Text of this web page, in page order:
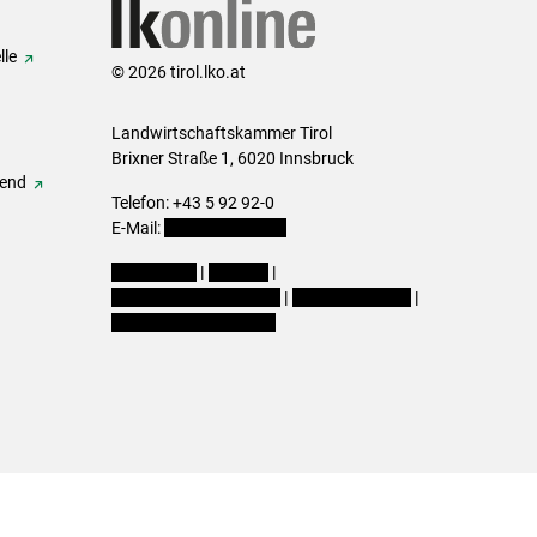
© 2026 tirol.lko.at
Landwirtschaftskammer Tirol
Brixner Straße 1, 6020 Innsbruck
Telefon: +43 5 92 92-0
E-Mail:
|
|
|
|